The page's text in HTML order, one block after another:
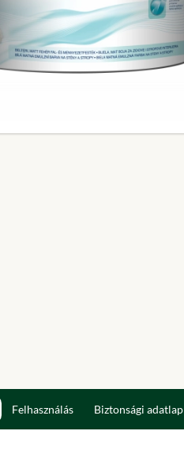
Felhasználás Biztonsági adatlap